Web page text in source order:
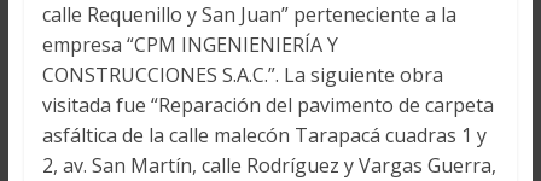
calle Requenillo y San Juan” perteneciente a la
empresa “CPM INGENIENIERÍA Y
CONSTRUCCIONES S.A.C.”. La siguiente obra
visitada fue “Reparación del pavimento de carpeta
asfáltica de la calle malecón Tarapacá cuadras 1 y
2, av. San Martín, calle Rodríguez y Vargas Guerra,